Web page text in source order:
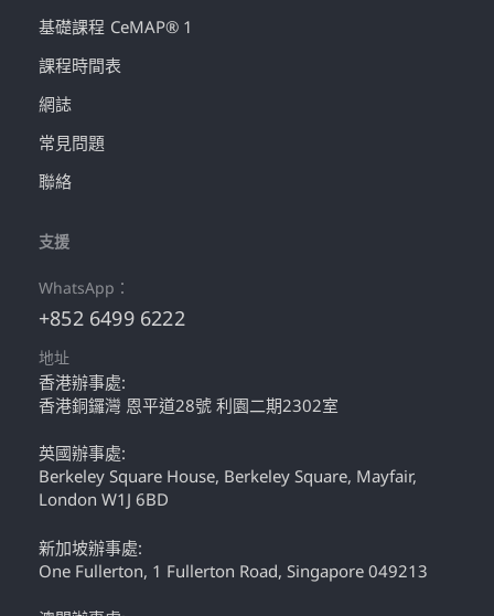
基礎課程 CeMAP® 1
課程時間表
網誌
常見問題
聯絡
支援
WhatsApp：
+852 6499 6222
地址
香港辦事處:
香港銅鑼灣 恩平道28號 利園二期2302室
英國辦事處:
Berkeley Square House, Berkeley Square, Mayfair,
London W1J 6BD
新加坡辦事處:
One Fullerton, 1 Fullerton Road, Singapore 049213